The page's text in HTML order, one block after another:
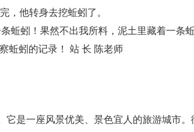
，他转身去挖蚯蚓了。
蚯蚓！果然不出我所料，泥土里藏着一条
蚯蚓的记录！ 站 长 陈老师
它是一座风景优美、景色宜人的旅游城市